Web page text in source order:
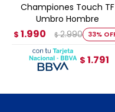
Championes Touch TF
Umbro Hombre
$ 1.990 $ 2.990 33
$ 1.791